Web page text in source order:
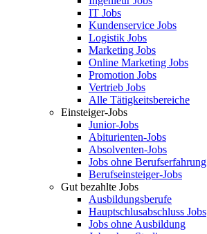
IT Jobs
Kundenservice Jobs
Logistik Jobs
Marketing Jobs
Online Marketing Jobs
Promotion Jobs
Vertrieb Jobs
Alle Tätigkeitsbereiche
Einsteiger-Jobs
Junior-Jobs
Abiturienten-Jobs
Absolventen-Jobs
Jobs ohne Berufserfahrung
Berufseinsteiger-Jobs
Gut bezahlte Jobs
Ausbildungsberufe
Hauptschlusabschluss Jobs
Jobs ohne Ausbildung